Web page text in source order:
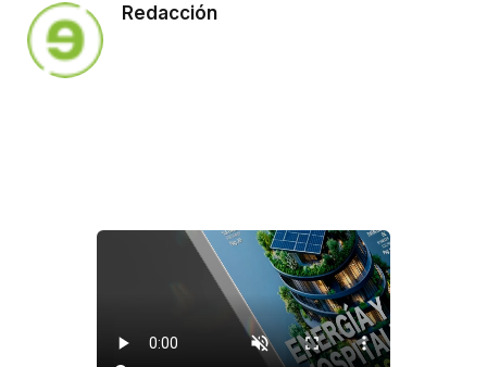
Redacción